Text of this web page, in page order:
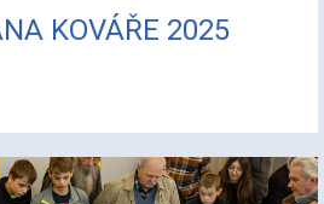
KOVÁŘE 2025